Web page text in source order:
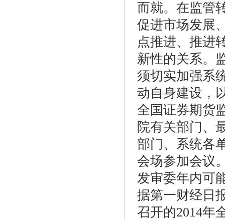
而就。在监管
促进市场发展
点推进、推进
新性的关系。
须切实加强系
动自身建设，
全国证券期货
院有关部门、
部门、系统各
会场参加会议
发审委年内可
据第一财经日
召开的2014年